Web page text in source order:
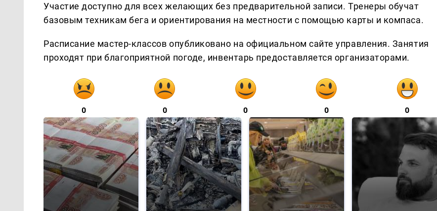
Участие доступно для всех желающих без предварительной записи. Тренеры обучат
базовым техникам бега и ориентирования на местности с помощью карты и компаса.
Расписание мастер-классов опубликовано на официальном сайте управления. Занятия
проходят при благоприятной погоде, инвентарь предоставляется организаторами.
0 0 0 0 0